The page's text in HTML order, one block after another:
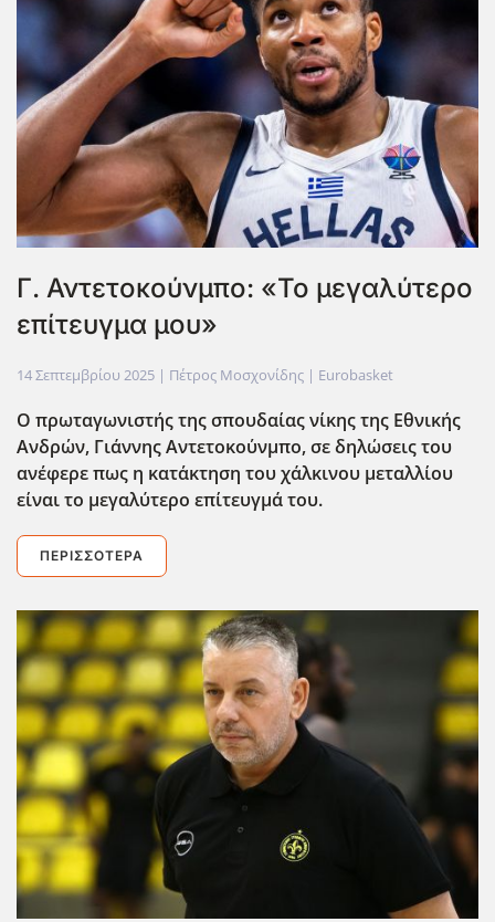
Γ. Αντετοκούνμπο: «Το μεγαλύτερο
επίτευγμα μου»
14 Σεπτεμβρίου 2025 | Πέτρος Μοσχονίδης | Eurobasket
Ο πρωταγωνιστής της σπουδαίας νίκης της Εθνικής
Ανδρών, Γιάννης Αντετοκο΄υνμπο, σε δηλώσεις του
ανέφερε πως η κατ΄ακτηση του χάλκινου μεταλλίου
είναι το μεγαλύτερο επίτευγμά του.
ΠΕΡΙΣΣΌΤΕΡΑ